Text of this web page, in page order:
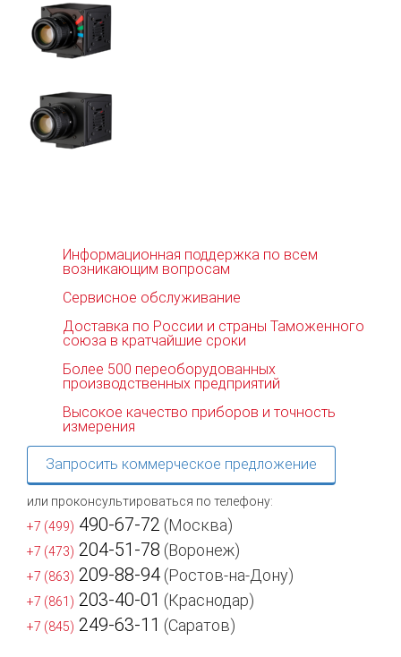
Информационная поддержка по всем
возникающим вопросам
Сервисное обслуживание
Доставка по России и страны Таможенного
союза в кратчайшие сроки
Более 500 переоборудованных
производственных предприятий
Высокое качество приборов и точность
измерения
Запросить коммерческое предложение
или проконсультироваться по телефону:
+7 (499) 490-67-72 (Москва)
+7 (473) 204-51-78 (Воронеж)
+7 (863) 209-88-94 (Ростов-на-Дону)
+7 (861) 203-40-01 (Краснодар)
+7 (845) 249-63-11 (Саратов)